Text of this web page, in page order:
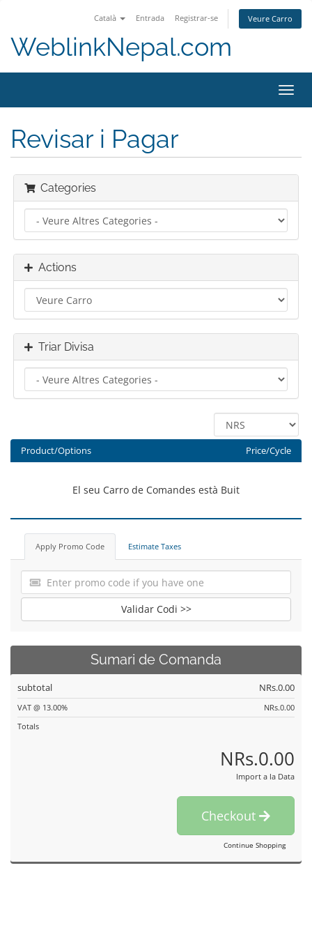
Català Entrada Registrar-se Veure Carro
WeblinkNepal.com
Revisar i Pagar
Categories
Actions
Triar Divisa
Product/Options Price/Cycle
El seu Carro de Comandes està Buit
Apply Promo Code Estimate Taxes
Validar Codi >>
Sumari de Comanda
subtotal NRs.0.00
VAT @ 13.00%
NRs.0.00
Totals
NRs.0.00
Import a la Data
Checkout
Continue Shopping